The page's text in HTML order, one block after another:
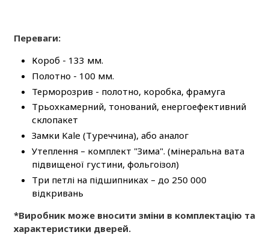
Переваги:
Короб - 133 мм.
Полотно - 100 мм.
Терморозрив - полотно, коробка, фрамуга
Трьохкамерний, тонований, енергоефективний
склопакет
Замки Kale (Туреччина), або аналог
Утеплення – комплект "Зима". (мінеральна вата
підвищеної густини, фольгоізол)
Три петлі на підшипниках – до 250 000
відкривань
*Виробник може вносити зміни в комплектацію та
характеристики дверей.